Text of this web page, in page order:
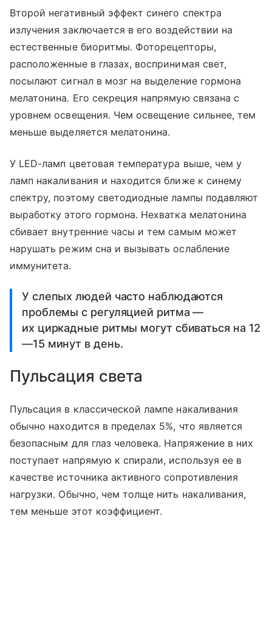
Второй негативный эффект синего спектра
излучения заключается в его воздействии на
естественные биоритмы. Фоторецепторы,
расположенные в глазах, воспринимая свет,
посылают сигнал в мозг на выделение гормона
мелатонина. Его секреция напрямую связана с
уровнем освещения. Чем освещение сильнее, тем
меньше выделяется мелатонина.
У LED-ламп цветовая температура выше, чем у
ламп накаливания и находится ближе к синему
спектру, поэтому светодиодные лампы подавляют
выработку этого гормона. Нехватка мелатонина
сбивает внутренние часы и тем самым может
нарушать режим сна и вызывать ослабление
иммунитета.
У слепых людей часто наблюдаются
проблемы с регуляцией ритма —
их циркадные ритмы могут сбиваться на 12
—15 минут в день.
Пульсация света
Пульсация в классической лампе накаливания
обычно находится в пределах 5%, что является
безопасным для глаз человека. Напряжение в них
поступает напрямую к спирали, используя ее в
качестве источника активного сопротивления
нагрузки. Обычно, чем толще нить накаливания,
тем меньше этот коэффициент.